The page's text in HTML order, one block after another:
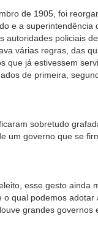
foi
e a
autoridades policiais
várias regras, das
que já estivessem
de primeira,
grafadas
um governo que se
ainda mais
qual podemos
grandes governos